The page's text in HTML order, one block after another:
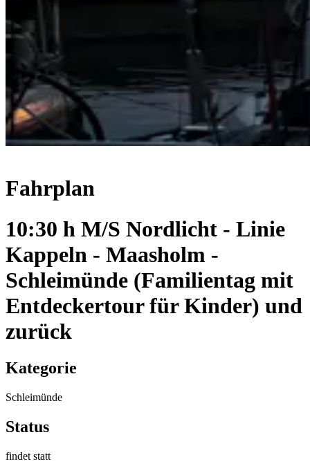
Fahrplan
10:30 h M/S Nordlicht - Linie
Kappeln - Maasholm -
Schleimünde (Familientag mit
Entdeckertour für Kinder) und
zurück
Kategorie
Schleimünde
Status
findet statt